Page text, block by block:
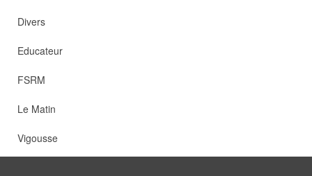
Divers
Educateur
FSRM
Le Matin
Vigousse